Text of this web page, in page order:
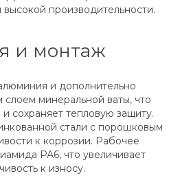
производительности.
и монтаж
и дополнительно
слоем минеральной ваты, что
сохраняет тепловую защиту.
стали с порошковым
к коррозии. Рабочее
РА6, что увеличивает
к износу.